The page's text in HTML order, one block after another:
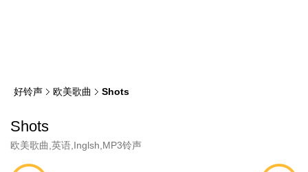
好铃声 欧美歌曲 Shots
Shots
欧美歌曲 英语 Inglsh MP3铃声